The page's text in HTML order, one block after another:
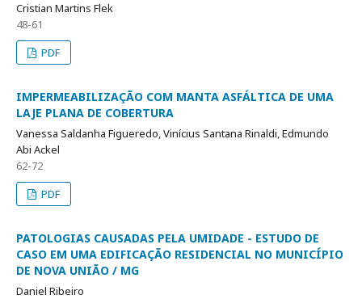
Cristian Martins Flek
48-61
PDF
IMPERMEABILIZAÇÃO COM MANTA ASFÁLTICA DE UMA
LAJE PLANA DE COBERTURA
Vanessa Saldanha Figueredo, Vinícius Santana Rinaldi, Edmundo
Abi Ackel
62-72
PDF
PATOLOGIAS CAUSADAS PELA UMIDADE - ESTUDO DE
CASO EM UMA EDIFICAÇÃO RESIDENCIAL NO MUNICÍPIO
DE NOVA UNIÃO / MG
Daniel Ribeiro